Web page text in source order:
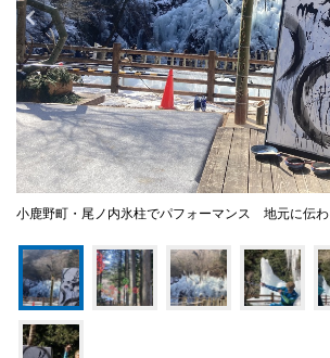
小鹿野町・尾ノ内氷柱でパフォーマンス 地元に伝